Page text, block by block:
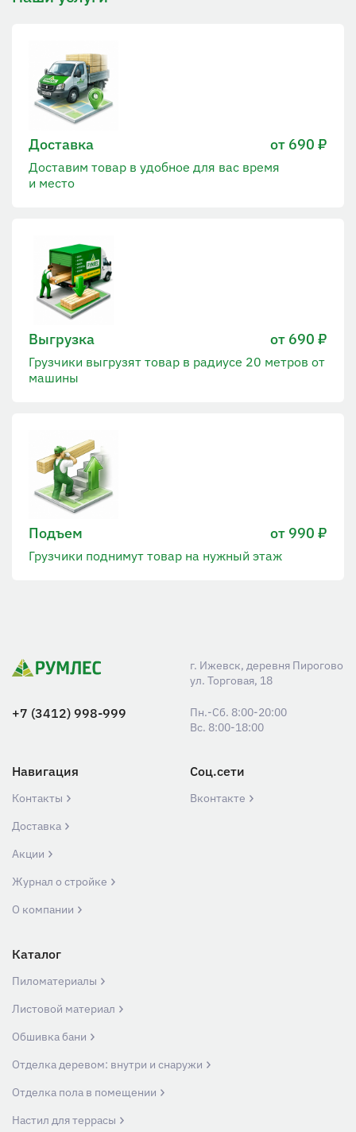
Доставка от 690 ₽
Доставим товар в удобное для вас время
и место
Выгрузка от 690 ₽
Грузчики выгрузят товар в радиусе 20 метров от
машины
Подъем от 990 ₽
Грузчики поднимут товар на нужный этаж
г. Ижевск, деревня Пирогово
ул. Торговая, 18
+7 (3412) 998-999
Пн.-Сб. 8:00-20:00
Вс. 8:00-18:00
Навигация
Контакты
Доставка
Акции
Журнал о стройке
О компании
Соц.сети
Вконтакте
Каталог
Пиломатериалы
Листовой материал
Обшивка бани
Отделка деревом: внутри и снаружи
Отделка пола в помещении
Настил для террасы